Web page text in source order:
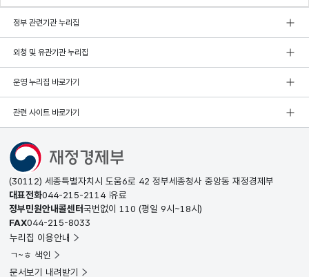
정부 관련기관 누리집
외청 및 유관기관 누리집
운영 누리집 바로가기
관련 사이트 바로가기
(30112) 세종특별자치시 도움6로 42 정부세종청사 중앙동 재정경제부
대표전화044-215-2114 유료
정부민원안내콜센터국번없이 110 (평일 9시~18시)
FAX044-215-8033
누리집 이용안내
ㄱ~ㅎ 색인
문서보기 내려받기